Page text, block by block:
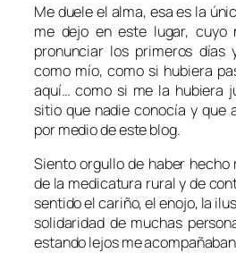
Me duele el alma, esa es la
me dejo en este lugar, cuyo
pronunciar los primeros días
como mío, como si hubiera
aquí… como si me la hubiera
sitio que nadie conocía y que
por medio de este blog.
Siento orgullo de haber
de la medicatura rural y de
sentido el cariño, el enojo, la
solidaridad de muchas
estando lejos me